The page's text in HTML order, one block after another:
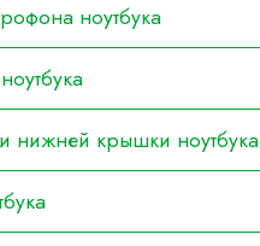
ноутбука
нижней крышки ноутбука